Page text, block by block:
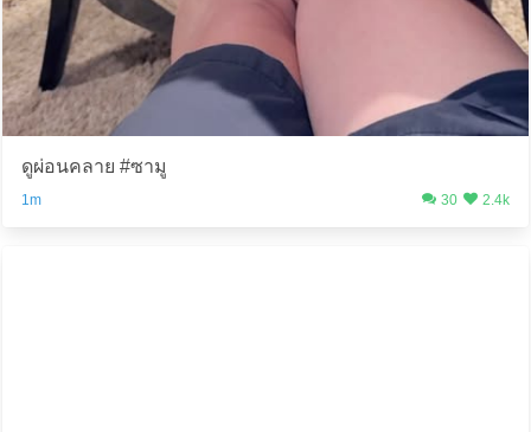
ดูผ่อนคลาย #ซามู
1m 30 2.4k